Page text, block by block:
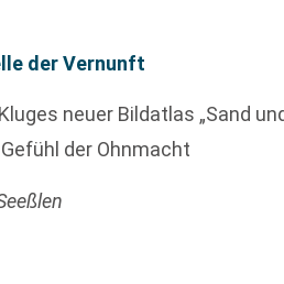
der Vernunft
neuer Bildatlas „Sand
der Ohnmacht